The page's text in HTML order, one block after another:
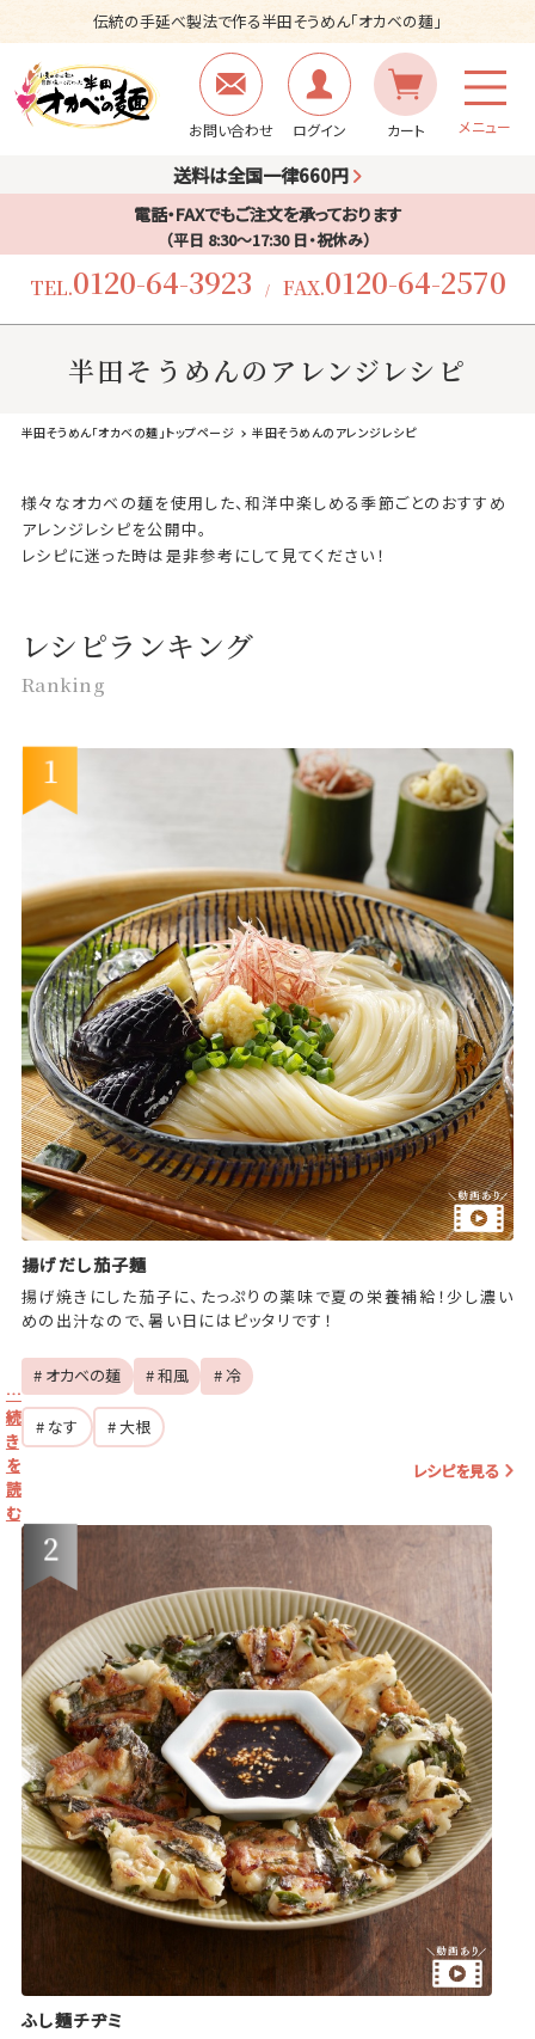
伝統の手延べ製法で作る半田そうめん「オカベの麺」
お問い合わせ ログイン カート メニュー
送料は全国一律660円
電話・FAXでもご注文を承っております
（平日 8:30〜17:30 日・祝休み）
TEL.0120-64-3923 / FAX.0120-64-2570
半田そうめんのアレンジレシピ
半田そうめん「オカベの麺」トップページ 半田そうめんのアレンジレシピ
様々なオカベの麺を使用した、和洋中楽しめる季節ごとのおすすめ
アレンジレシピを公開中。
レシピに迷った時は是非参考にして見てください！
レシピランキング
Ranking
揚げだし茄子麺
揚げ焼きにした茄子に、たっぷりの薬味で夏の栄養補給！少し濃い
めの出汁なので、暑い日にはピッタリです！
# オカベの麺 # 和風 # 冷
# なす
# 大根
レシピを見る
ふし麺チヂミ
…
続
き
を
読
む